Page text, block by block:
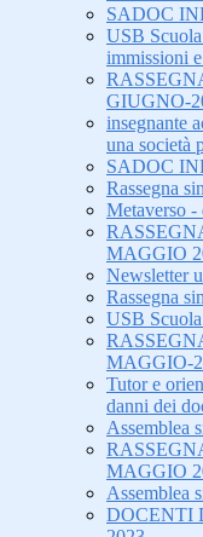
SADOC
USB
immissioni
GIUGNO-
insegnante
una società
SADOC
Rassegna
Metaverso -
MAGGIO
Newsletter
Rassegna
USB
MAGGIO-
Tutor e
danni dei
Assemblea
MAGGIO
Assemblea
DOCENTI